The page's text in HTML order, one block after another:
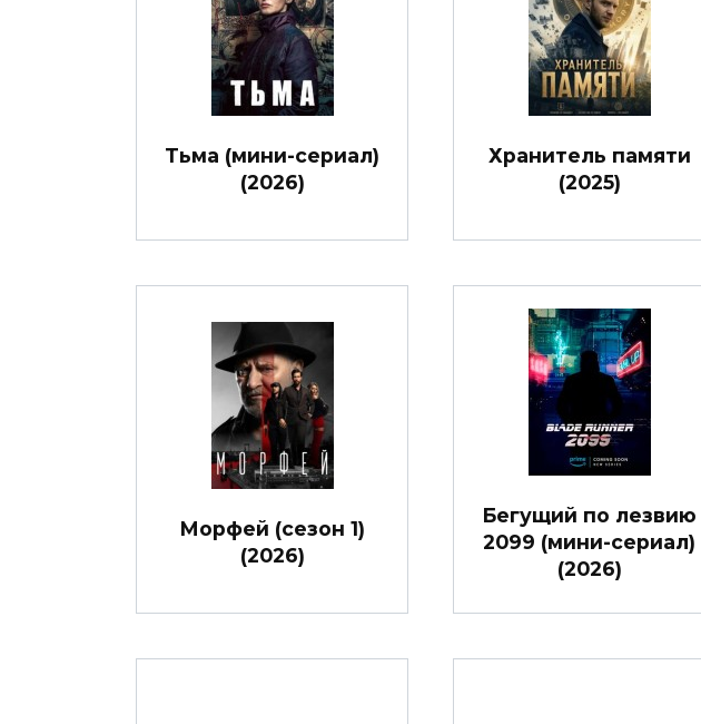
Тьма (мини-сериал)
(2026)
Хранитель памяти
(2025)
Морфей (сезон 1)
(2026)
Бегущий по лезвию
2099 (мини-сериал)
(2026)